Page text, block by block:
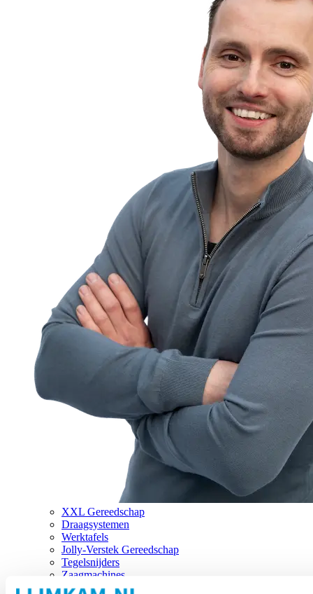
XXL Gereedschap
Draagsystemen
Werktafels
Jolly-Verstek Gereedschap
Tegelsnijders
Zaagmachines
Merken